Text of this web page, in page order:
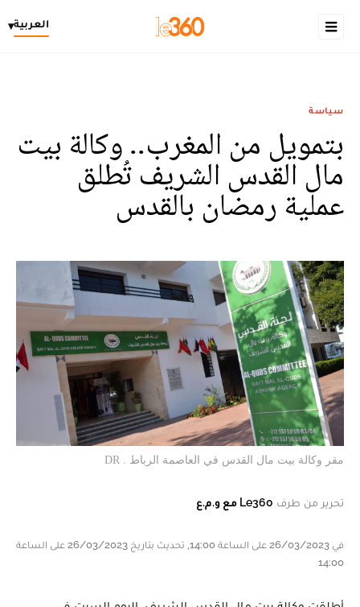
العربية▾
سياسة
بتمويل من المغرب.. وكالة بيت
مال القدس الشريف تُطلق
عملية رمضان بالقدس
مقر وكالة بيت مال القدس في العاصمة الرباط . DR
تحرير من طرف Le360 مع و.م.ع
في 26/03/2023 على الساعة 14:00, تحديث بتاريخ 26/03/2023 على الساعة
14:00